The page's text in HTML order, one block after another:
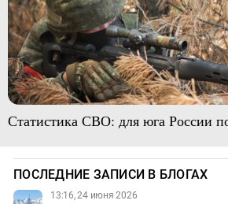
Статистика СВО: для юга России
ПОСЛЕДНИЕ ЗАПИСИ В БЛОГАХ
13:16, 24 июня 2026